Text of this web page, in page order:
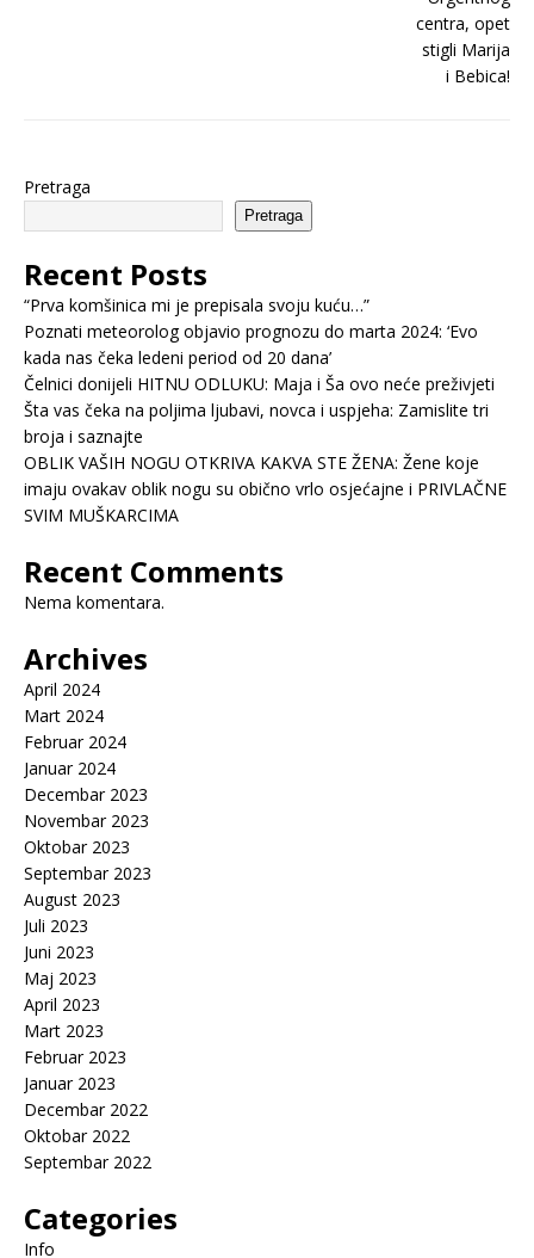
Pretraga
Pretraga
Recent Posts
“Prva komšinica mi je prepisala svoju kuću…”
Poznati meteorolog objavio prognozu do marta 2024: ‘Evo
kada nas čeka ledeni period od 20 dana’
Čelnici donijeli HITNU ODLUKU: Maja i Ša ovo neće preživjeti
Šta vas čeka na poljima ljubavi, novca i uspjeha: Zamislite tri
broja i saznajte
OBLIK VAŠIH NOGU OTKRIVA KAKVA STE ŽENA: Žene koje
imaju ovakav oblik nogu su obično vrlo osjećajne i PRIVLAČNE
SVIM MUŠKARCIMA
Recent Comments
Nema komentara.
Archives
April 2024
Mart 2024
Februar 2024
Januar 2024
Decembar 2023
Novembar 2023
Oktobar 2023
Septembar 2023
August 2023
Juli 2023
Juni 2023
Maj 2023
April 2023
Mart 2023
Februar 2023
Januar 2023
Decembar 2022
Oktobar 2022
Septembar 2022
Categories
Info